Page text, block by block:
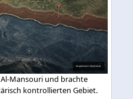
Mansouri und brachte
kontrollierten Gebiet.